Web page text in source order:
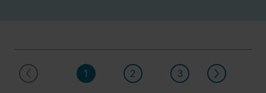
Fagfolk
1 2 3